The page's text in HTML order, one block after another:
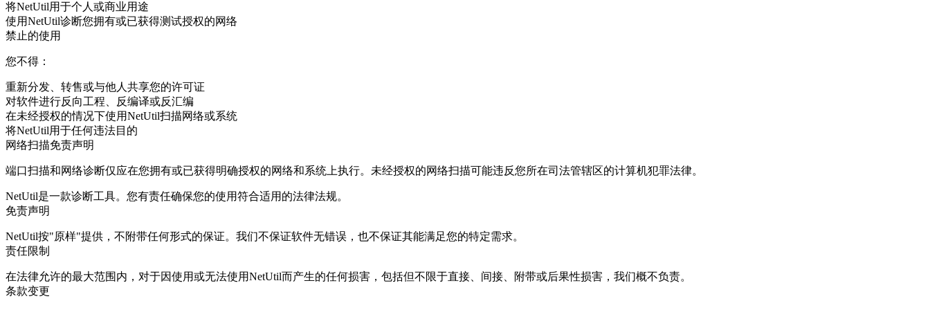
将NetUtil用于个人或商业用途
使用NetUtil诊断您拥有或已获得测试授权的网络
禁止的使用
您不得：
重新分发、转售或与他人共享您的许可证
对软件进行反向工程、反编译或反汇编
在未经授权的情况下使用NetUtil扫描网络或系统
将NetUtil用于任何违法目的
网络扫描免责声明
端口扫描和网络诊断仅应在您拥有或已获得明确授权的网络和系统上执行。未经授权的网络扫描可能违反您所在司法管辖区的计算机犯罪法律。
NetUtil是一款诊断工具。您有责任确保您的使用符合适用的法律法规。
免责声明
NetUtil按"原样"提供，不附带任何形式的保证。我们不保证软件无错误，也不保证其能满足您的特定需求。
责任限制
在法律允许的最大范围内，对于因使用或无法使用NetUtil而产生的任何损害，包括但不限于直接、间接、附带或后果性损害，我们概不负责。
条款变更